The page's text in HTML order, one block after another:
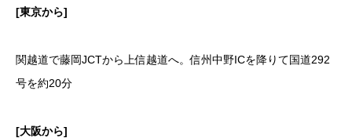
[東京から]
関越道で藤岡JCTから上信越道へ。信州中野ICを降りて国道292
号を約20分
[大阪から]